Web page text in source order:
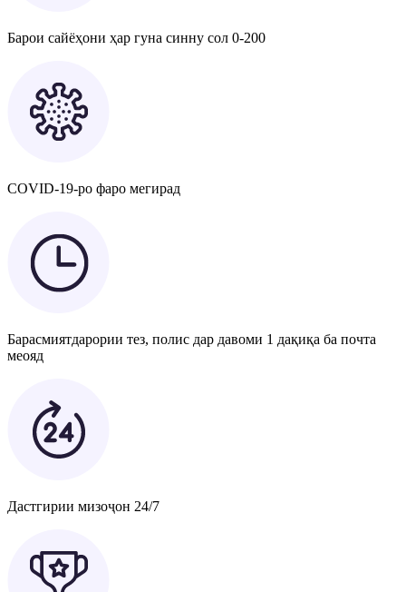
Барои сайёҳони ҳар гуна синну сол 0-200
COVID-19-ро фаро мегирад
Барасмиятдарории тез, полис дар давоми 1 дақиқа ба почта
меояд
Дастгирии мизоҷон 24/7